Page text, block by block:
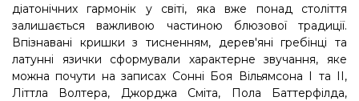
діатонічних гармонік у світі, яка вже понад століття
залишається важливою частиною блюзової традиції.
Впізнавані кришки з тисненням, дерев'яні гребінці та
латунні язички сформували характерне звучання, яке
можна почути на записах Сонні Боя Вільямсона I та II,
Літтла Волтера, Джорджа Сміта, Пола Баттерфілда,